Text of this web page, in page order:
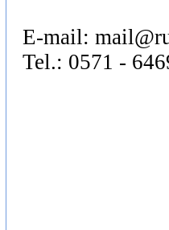
E-mail:
Tel.: 0571 -